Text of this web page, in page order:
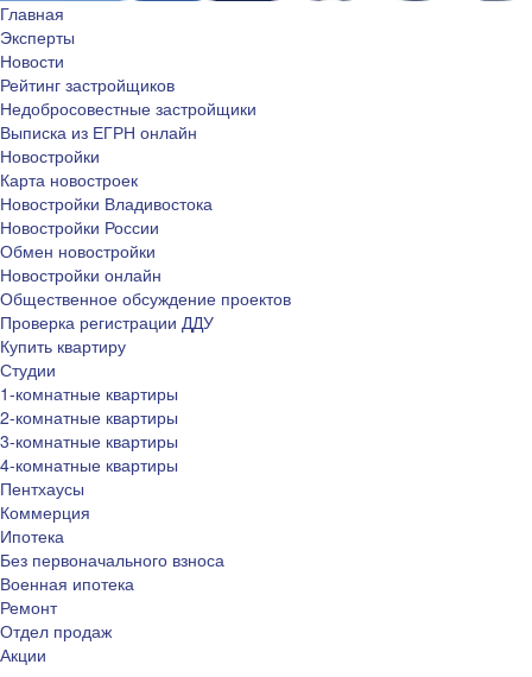
Главная
Эксперты
Новости
Рейтинг застройщиков
Недобросовестные застройщики
Выписка из ЕГРН онлайн
Новостройки
Карта новостроек
Новостройки Владивостока
Новостройки России
Обмен новостройки
Новостройки онлайн
Общественное обсуждение проектов
Проверка регистрации ДДУ
Купить квартиру
Студии
1-комнатные квартиры
2-комнатные квартиры
3-комнатные квартиры
4-комнатные квартиры
Пентхаусы
Коммерция
Ипотека
Без первоначального взноса
Военная ипотека
Ремонт
Отдел продаж
Акции